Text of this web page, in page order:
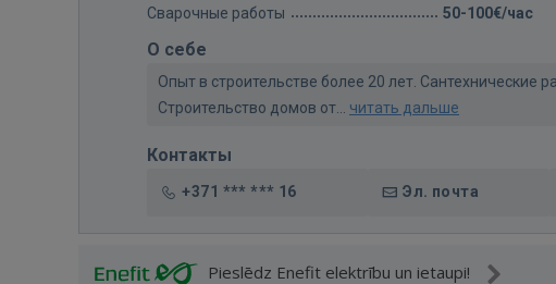
Сварочные работы 50-100€/час
О себе
Опыт в строительстве более 20 лет. Сантехнические
Строительство домов от... читать дальше
Контакты
+371 *** *** 16 Эл. почта
Pieslēdz Enefit elektrību un ietaupi!